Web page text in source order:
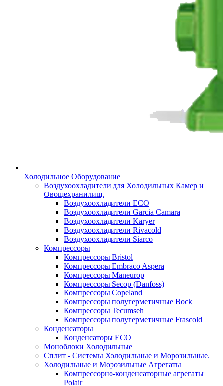
Холодильное Оборудование
Воздухоохладители для Холодильных Камер и
Овощехранилищ.
Воздухоохладители ECO
Воздухоохладители Garcia Camara
Воздухоохладители Karyer
Воздухоохладители Rivacold
Воздухоохладители Siarco
Компрессоры
Компрессоры Bristol
Компрессоры Embraco Aspera
Компрессоры Maneurop
Компрессоры Secop (Danfoss)
Компрессоры Copeland
Компрессоры полугерметичные Bock
Компрессоры Tecumseh
Компрессоры полугерметичные Frascold
Конденсаторы
Конденсаторы ECO
Моноблоки Холодильные
Сплит - Системы Холодильные и Морозильные.
Холодильные и Морозильные Агрегаты
Компрессорно-конденсаторные агрегаты
Polair